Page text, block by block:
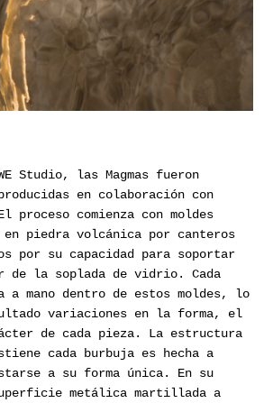
Studio, las Magmas fueron
en colaboración con
proceso comienza con moldes
en piedra volcánica por canteros
por su capacidad para soportar
de la soplada de vidrio. Cada
a mano dentro de estos moldes, lo
variaciones en la forma, el
de cada pieza. La estructura
cada burbuja es hecha a
a su forma única. En su
metálica martillada a